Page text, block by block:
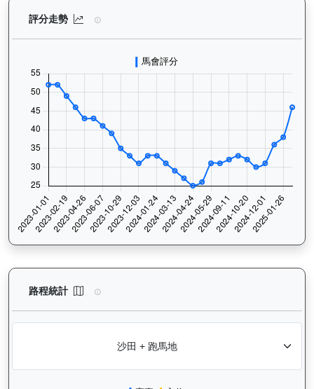
評分走勢 天時明駒（H016）— 評分走勢圖表：追蹤香
路程統計 天時明駒（H016）— 路程統計分析：查看香港